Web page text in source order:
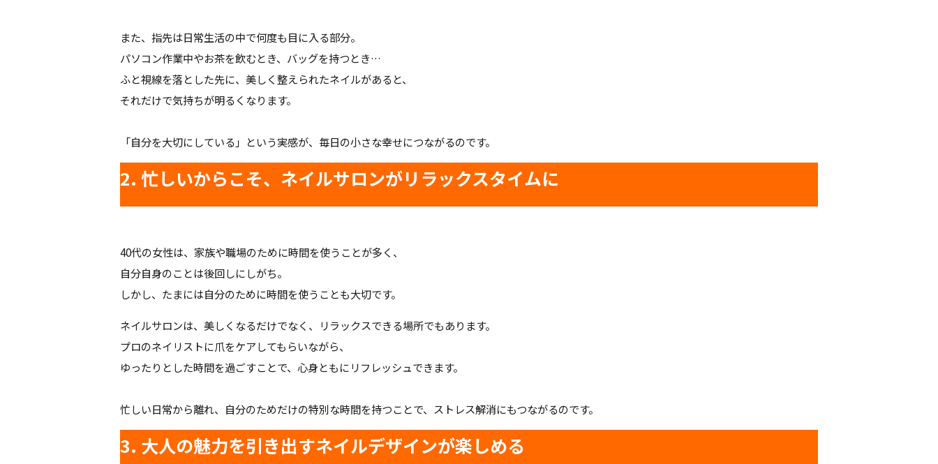
また、指先は日常生活の中で何度も目に入る部分。
パソコン作業中やお茶を飲むとき、バッグを持つとき…
ふと視線を落とした先に、美しく整えられたネイルがあると、
それだけで気持ちが明るくなります。
「自分を大切にしている」という実感が、毎日の小さな幸せにつながるのです。
2. 忙しいからこそ、ネイルサロンがリラックスタイムに
40代の女性は、家族や職場のために時間を使うことが多く、
自分自身のことは後回しにしがち。
しかし、たまには自分のために時間を使うことも大切です。
ネイルサロンは、美しくなるだけでなく、リラックスできる場所でもあります。
プロのネイリストに爪をケアしてもらいながら、
ゆったりとした時間を過ごすことで、心身ともにリフレッシュできます。
忙しい日常から離れ、自分のためだけの特別な時間を持つことで、ストレス解消にもつながるのです。
3. 大人の魅力を引き出すネイルデザインが楽しめる